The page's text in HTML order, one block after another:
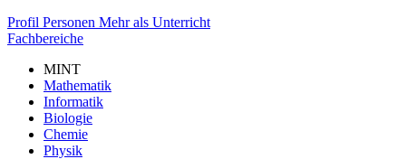
Profil Personen Mehr als Unterricht
Fachbereiche
MINT
Mathematik
Informatik
Biologie
Chemie
Physik